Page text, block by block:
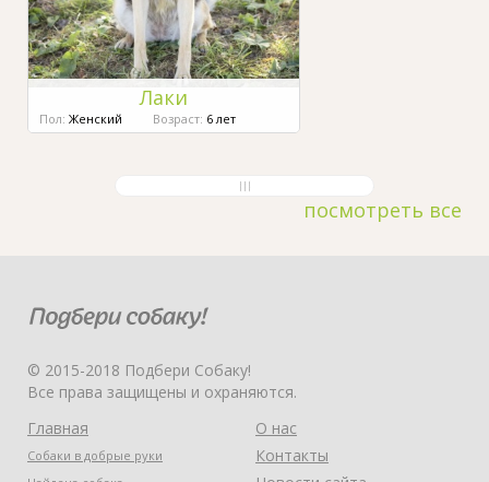
Лаки
Пол: Женский Возраст: 6 лет
посмотреть все
© 2015-2018 Подбери Собаку!
Все права защищены и охраняются.
Главная
Собаки в добрые руки
О нас
Контакты